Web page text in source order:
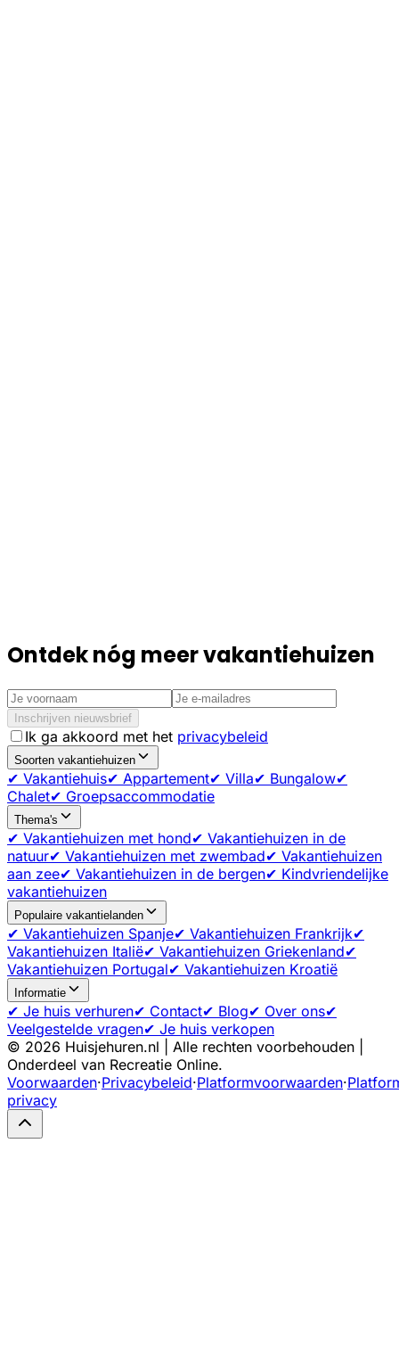
Ontdek nóg meer vakantiehuizen
Inschrijven nieuwsbrief
Ik ga akkoord met het privacybeleid
Soorten vakantiehuizen
✔ Vakantiehuis✔ Appartement✔ Villa✔ Bungalow✔
Chalet✔ Groepsaccommodatie
Thema's
✔ Vakantiehuizen met hond✔ Vakantiehuizen in de
natuur✔ Vakantiehuizen met zwembad✔ Vakantiehuizen
aan zee✔ Vakantiehuizen in de bergen✔ Kindvriendelijke
vakantiehuizen
Populaire vakantielanden
✔ Vakantiehuizen Spanje✔ Vakantiehuizen Frankrijk✔
Vakantiehuizen Italië✔ Vakantiehuizen Griekenland✔
Vakantiehuizen Portugal✔ Vakantiehuizen Kroatië
Informatie
✔ Je huis verhuren✔ Contact✔ Blog✔ Over ons✔
Veelgestelde vragen✔ Je huis verkopen
© 2026 Huisjehuren.nl | Alle rechten voorbehouden |
Onderdeel van Recreatie Online.
Voorwaarden·Privacybeleid·Platformvoorwaarden·
privacy